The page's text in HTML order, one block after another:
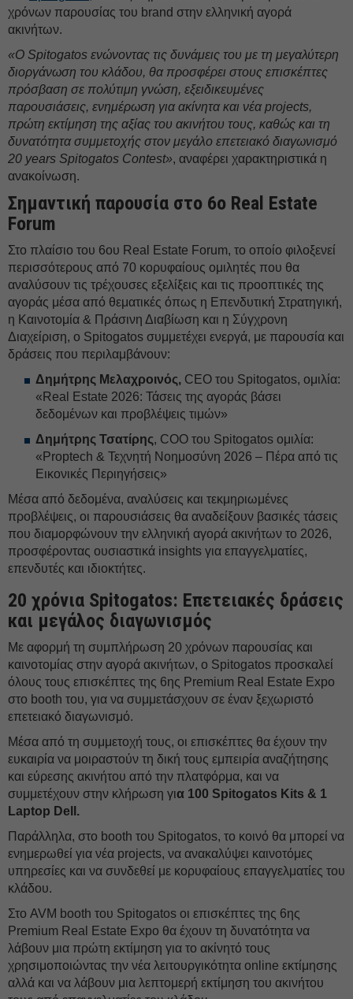
χρόνων παρουσίας του brand στην ελληνική αγορά
ακινήτων.
«Ο Spitogatos ενώνοντας τις δυνάμεις του με τη μεγαλύτερη
διοργάνωση του κλάδου, θα προσφέρει στους επισκέπτες
πρόσβαση σε πολύτιμη γνώση, εξειδικευμένες
παρουσιάσεις, ενημέρωση για ακίνητα και νέα projects,
πρώτη εκτίμηση της αξίας του ακινήτου τους, καθώς και τη
δυνατότητα συμμετοχής στον μεγάλο επετειακό διαγωνισμό
20 years Spitogatos Contest», αναφέρει χαρακτηριστικά η
ανακοίνωση.
Σημαντική παρουσία στο 6ο Real Estate
Forum
Στο πλαίσιο του 6ου Real Estate Forum, το οποίο φιλοξενεί
περισσότερους από 70 κορυφαίους ομιλητές που θα
αναλύσουν τις τρέχουσες εξελίξεις και τις προοπτικές της
αγοράς μέσα από θεματικές όπως η Επενδυτική Στρατηγική,
η Καινοτομία & Πράσινη Διαβίωση και η Σύγχρονη
Διαχείριση, ο Spitogatos συμμετέχει ενεργά, με παρουσία και
δράσεις που περιλαμβάνουν:
Δημήτρης Μελαχροινός, CEO του Spitogatos, ομιλία:
«Real Estate 2026: Τάσεις της αγοράς βάσει
δεδομένων και προβλέψεις τιμών»
Δημήτρης Τσατίρης, COO του Spitogatos ομιλία:
«Proptech & Τεχνητή Νοημοσύνη 2026 – Πέρα από τις
Εικονικές Περιηγήσεις»
Μέσα από δεδομένα, αναλύσεις και τεκμηριωμένες
προβλέψεις, οι παρουσιάσεις θα αναδείξουν βασικές τάσεις
που διαμορφώνουν την ελληνική αγορά ακινήτων το 2026,
προσφέροντας ουσιαστικά insights για επαγγελματίες,
επενδυτές και ιδιοκτήτες.
20 χρόνια Spitogatos: Επετειακές δράσεις
και μεγάλος διαγωνισμός
Με αφορμή τη συμπλήρωση 20 χρόνων παρουσίας και
καινοτομίας στην αγορά ακινήτων, ο Spitogatos προσκαλεί
όλους τους επισκέπτες της 6ης Premium Real Estate Expo
στο booth του, για να συμμετάσχουν σε έναν ξεχωριστό
επετειακό διαγωνισμό.
Μέσα από τη συμμετοχή τους, οι επισκέπτες θα έχουν την
ευκαιρία να μοιραστούν τη δική τους εμπειρία αναζήτησης
και εύρεσης ακινήτου από την πλατφόρμα, και να
συμμετέχουν στην κλήρωση για 100 Spitogatos Kits & 1
Laptop Dell.
Παράλληλα, στο booth του Spitogatos, το κοινό θα μπορεί να
ενημερωθεί για νέα projects, να ανακαλύψει καινοτόμες
υπηρεσίες και να συνδεθεί με κορυφαίους επαγγελματίες του
κλάδου.
Στο AVM booth του Spitogatos οι επισκέπτες της 6ης
Premium Real Estate Expo θα έχουν τη δυνατότητα να
λάβουν μια πρώτη εκτίμηση για το ακίνητό τους
χρησιμοποιώντας την νέα λειτουργικότητα online εκτίμησης
αλλά και να λάβουν μια λεπτομερή εκτίμηση του ακινήτου